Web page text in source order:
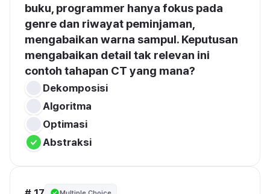
genre dan riwayat peminjaman,
mengabaikan warna sampul. Keputusan
mengabaikan detail tak relevan ini
contoh tahapan CT yang mana?
Dekomposisi
Algoritma
Optimasi
Abstraksi